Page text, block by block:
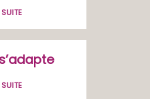
SUITE
SUITE